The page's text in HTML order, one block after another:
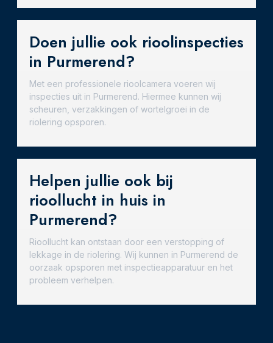
Doen jullie ook rioolinspecties
in Purmerend?
Met een professionele rioolcamera voeren wij
inspecties uit in Purmerend. Hiermee kunnen wij
scheuren, verzakkingen of wortelgroei in de
riolering opsporen.
Helpen jullie ook bij
rioollucht in huis in
Purmerend?
Rioollucht kan ontstaan door een verstopping of
lekkage in de riolering. Wij kunnen in Purmerend de
oorzaak opsporen met inspectieapparatuur en het
probleem verhelpen.